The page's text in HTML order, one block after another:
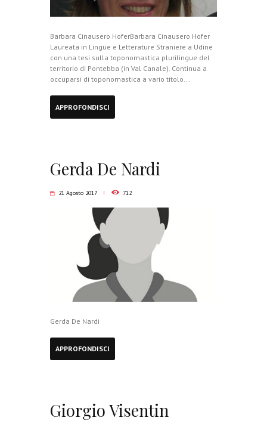
Barbara Cinausero HoferBarbara Cinausero Hofer
Laureata in Lingue e Letterature Straniere a Udine
con una tesi sulla toponomastica plurilingue del
territorio di Pontebba (in Val Canale). Continua a
occuparsi di toponomastica a vario titolo...
APPROFONDISCI
Gerda De Nardi
21 Agosto 2017 712
Gerda De Nardi
APPROFONDISCI
Giorgio Visentin